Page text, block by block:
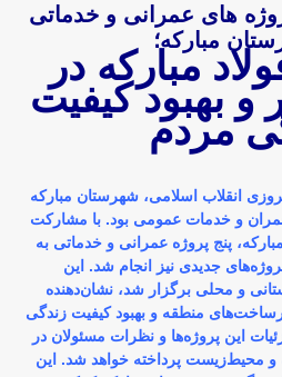
های عمرانی و خدماتی
مبارکه؛
مبارکه در
و بهبود کیفیت
مردم
انقلاب اسلامی، شهرستان مبارکه
و خدمات عمومی بود. با مشارکت
پنج پروژه عمرانی و خدماتی به
جدیدی نیز انجام شد. این
و محلی برگزار شد، نشان‌دهنده
منطقه و بهبود کیفیت زندگی
این پروژه‌ها و نظرات مسئولان در
و محیط‌زیست پرداخته خواهد شد. این